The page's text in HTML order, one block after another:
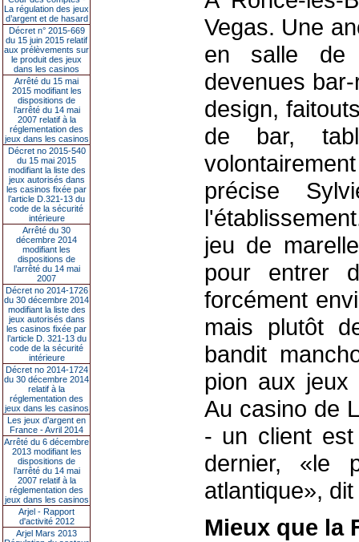
La régulation des jeux
d’argent et de hasard
Décret n° 2015-669
du 15 juin 2015 relatif
aux prélèvements sur
le produit des jeux
dans les casinos
Arrêté du 15 mai
2015 modifiant les
dispositions de
l’arrêté du 14 mai
2007 relatif à la
réglementation des
jeux dans les casinos
Décret no 2015-540
du 15 mai 2015
modifiant la liste des
jeux autorisés dans
les casinos fixée par
l’article D.321-13 du
code de la sécurité
intérieure
Arrêté du 30
décembre 2014
modifiant les
dispositions de
l’arrêté du 14 mai
2007
Décret no 2014-1726
du 30 décembre 2014
modifiant la liste des
jeux autorisés dans
les casinos fixée par
l’article D. 321-13 du
code de la sécurité
intérieure
Décret no 2014-1724
du 30 décembre 2014
relatif à la
réglementation des
jeux dans les casinos
Les jeux d’argent en
France - Avril 2014
Arrêté du 6 décembre
2013 modifiant les
dispositions de
l’arrêté du 14 mai
2007 relatif à la
réglementation des
jeux dans les casinos
Arjel - Rapport
d'activité 2012
Arjel Mars 2013
Vegas. Une
en salle de
devenues
design,
de bar,
précise
jeu de
pour entrer
forcément
mais plutôt
bandit
pion aux jeux
Au casino de
- un client
dernier, «le
atlantique»,
Mieux que la